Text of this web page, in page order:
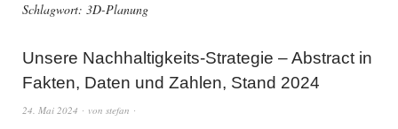
Schlagwort: 3D-Planung
Unsere Nachhaltigkeits-Strategie – Abstract in
Fakten, Daten und Zahlen, Stand 2024
24. Mai 2024 von stefan